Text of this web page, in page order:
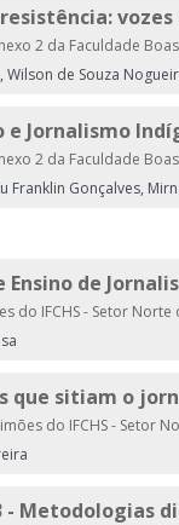
resistência:
2 da Faculdade
Wilson de Souza
e Jornalismo
2 da Faculdade
Franklin Gonçalves,
Ensino de
do IFCHS - Setor
que sitiam o
do IFCHS - Setor
-